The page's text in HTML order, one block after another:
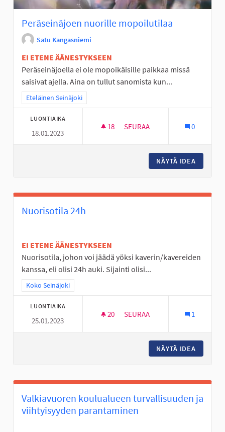
Peräseinäjoen nuorille mopoilutilaa
Satu Kangasniemi
EI ETENE ÄÄNESTYKSEEN
Peräseinäjoella ei ole mopoikäisille paikkaa missä
saisivat ajella. Aina on tullut sanomista kun...
Rajaa tulokset teeman mukaan: Eteläinen Seinäjoki
Eteläinen Seinäjoki
LUONTIAIKA
18.01.2023
18 18 SEURAAJAA
SEURAA 0
NÄYTÄ IDEA
Nuorisotila 24h
EI ETENE ÄÄNESTYKSEEN
Nuorisotila, johon voi jäädä yöksi kaverin/kavereiden
kanssa, eli olisi 24h auki. Sijainti olisi...
Rajaa tulokset teeman mukaan: Koko Seinäjoki
Koko Seinäjoki
LUONTIAIKA
25.01.2023
20 20 SEURAAJAA
SEURAA 1
NÄYTÄ IDEA
Valkiavuoren koulualueen turvallisuuden ja
viihtyisyyden parantaminen